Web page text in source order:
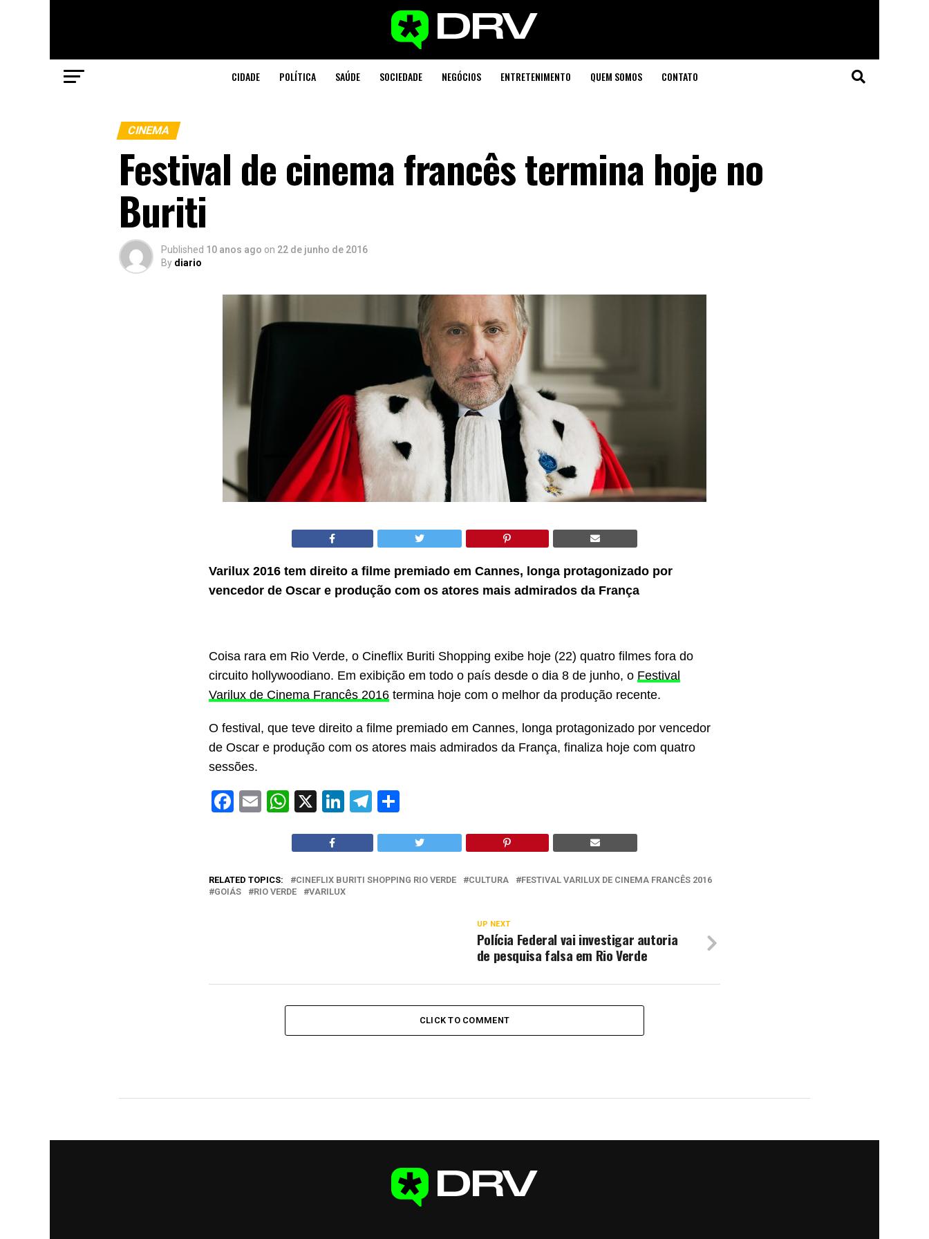
CIDADE POLÍTICA SAÚDE SOCIEDADE NEGÓCIOS ENTRETENIMENTO QUEM SOMOS CONTATO
CINEMA
Festival de cinema francês termina hoje no
Buriti
Published 10 anos ago on 22 de junho de 2016
By diario
Varilux 2016 tem direito a filme premiado em Cannes, longa protagonizado por
vencedor de Oscar e produção com os atores mais admirados da França
Coisa rara em Rio Verde, o Cineflix Buriti Shopping exibe hoje (22) quatro filmes fora do
circuito hollywoodiano. Em exibição em todo o país desde o dia 8 de junho, o Festival
Varilux de Cinema Francês 2016 termina hoje com o melhor da produção recente.
O festival, que teve direito a filme premiado em Cannes, longa protagonizado por vencedor
de Oscar e produção com os atores mais admirados da França, finaliza hoje com quatro
sessões.
Facebook
EmailWhatsApp
X LinkedIn
Telegram
RELATED TOPICS: CINEFLIX BURITI SHOPPING RIO VERDE CULTURA
FESTIVAL VARILUX DE CINEMA FRANCÊS 2016
GOIÁS
RIO VERDE VARILUX
UP NEXT
Polícia Federal vai investigar autoria
de pesquisa falsa em Rio Verde
CLICK TO COMMENT